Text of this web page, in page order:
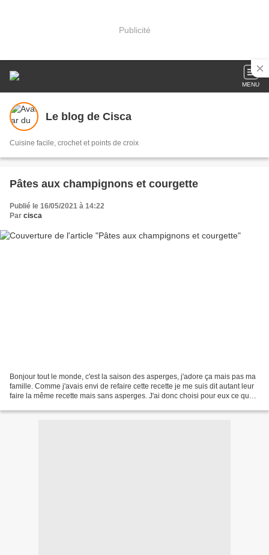
Publicité
MENU
Le blog de Cisca
Cuisine facile, crochet et points de croix
Pâtes aux champignons et courgette
Publié le 16/05/2021 à 14:22
Par cisca
Bonjour tout le monde, c'est la saison des asperges, j'adore ça mais pas ma
famille. Comme j'avais envi de refaire cette recette je me suis dit autant leur
faire la même recette mais sans asperges. J'ai donc choisi pour eux ce que